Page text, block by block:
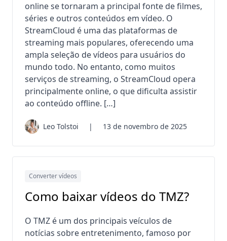
online se tornaram a principal fonte de filmes,
séries e outros conteúdos em vídeo. O
StreamCloud é uma das plataformas de
streaming mais populares, oferecendo uma
ampla seleção de vídeos para usuários do
mundo todo. No entanto, como muitos
serviços de streaming, o StreamCloud opera
principalmente online, o que dificulta assistir
ao conteúdo offline. […]
Leo Tolstoi | 13 de novembro de 2025
Converter vídeos
Como baixar vídeos do TMZ?
O TMZ é um dos principais veículos de
notícias sobre entretenimento, famoso por